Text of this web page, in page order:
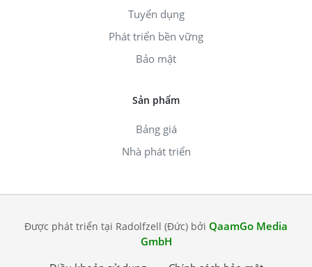
Tuyển dụng
Phát triển bền vững
Bảo mật
Sản phẩm
Bảng giá
Nhà phát triển
Được phát triển tại Radolfzell (Đức) bởi QaamGo Media
GmbH